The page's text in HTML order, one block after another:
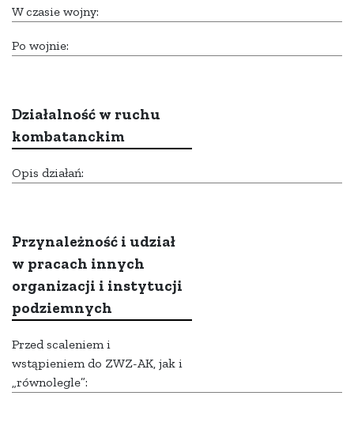
W czasie wojny:
Po wojnie:
Działalność w ruchu
kombatanckim
Opis działań:
Przynależność i udział
w pracach innych
organizacji i instytucji
podziemnych
Przed scaleniem i
wstąpieniem do ZWZ-AK, jak i
„równolegle”: